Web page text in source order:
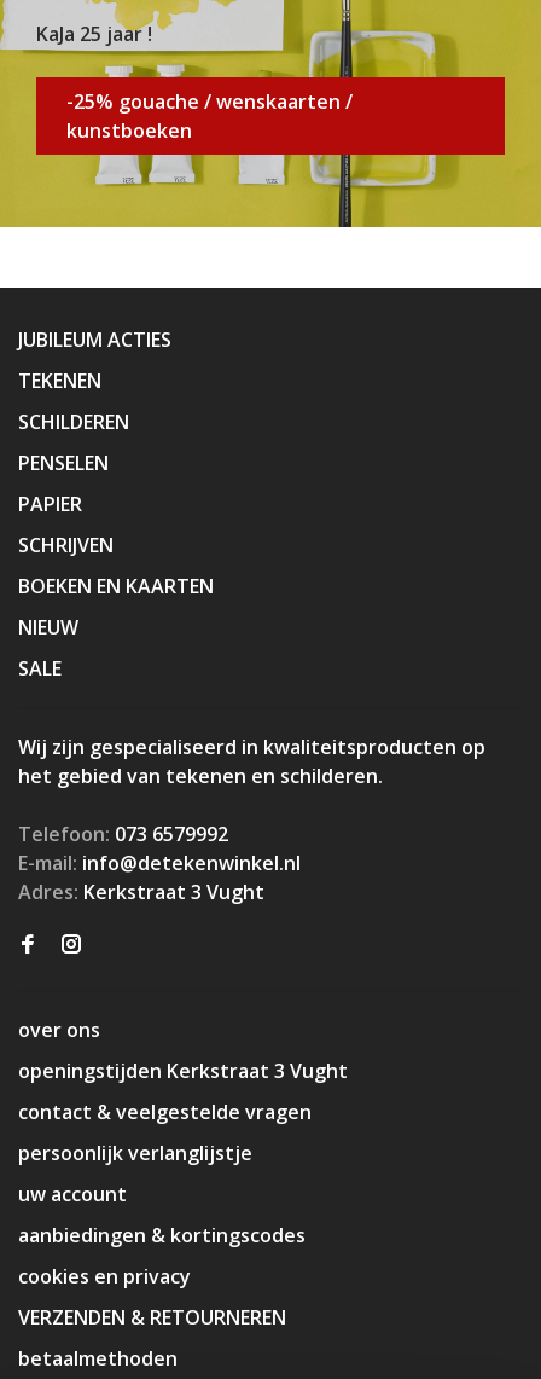
KaJa 25 jaar !
-25% gouache / wenskaarten /
kunstboeken
JUBILEUM ACTIES
TEKENEN
SCHILDEREN
PENSELEN
PAPIER
SCHRIJVEN
BOEKEN EN KAARTEN
NIEUW
SALE
Wij zijn gespecialiseerd in kwaliteitsproducten op
het gebied van tekenen en schilderen.
Telefoon: 073 6579992
E-mail: info@detekenwinkel.nl
Adres: Kerkstraat 3 Vught
over ons
openingstijden Kerkstraat 3 Vught
contact & veelgestelde vragen
persoonlijk verlanglijstje
uw account
aanbiedingen & kortingscodes
cookies en privacy
VERZENDEN & RETOURNEREN
betaalmethoden